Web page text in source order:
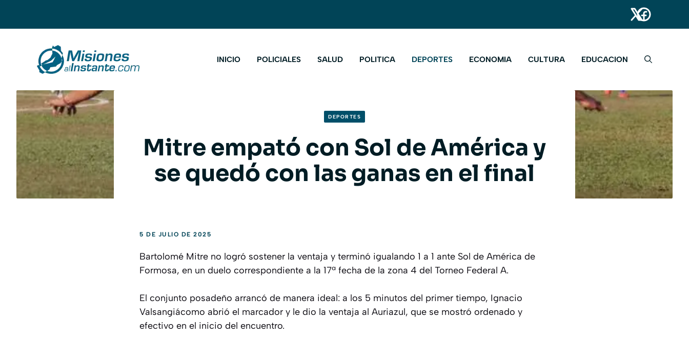
INICIO POLICIALES SALUD POLITICA DEPORTES ECONOMIA CULTURA EDUCACION
DEPORTES
Mitre empató con Sol de América y
se quedó con las ganas en el final
5 DE JULIO DE 2025
Bartolomé Mitre no logró sostener la ventaja y terminó igualando 1 a 1 ante Sol de América de
Formosa, en un duelo correspondiente a la 17ª fecha de la zona 4 del Torneo Federal A.
El conjunto posadeño arrancó de manera ideal: a los 5 minutos del primer tiempo, Ignacio
Valsangiácomo abrió el marcador y le dio la ventaja al Auriazul, que se mostró ordenado y
efectivo en el inicio del encuentro.